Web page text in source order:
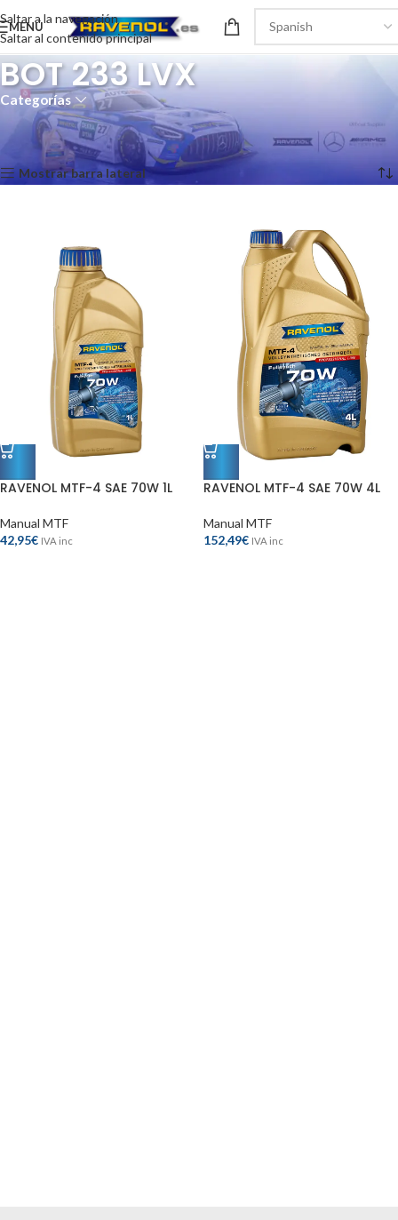
Saltar a la navegación
Saltar al contenido principal
MENÚ
BOT 233 LVX
Categorías
Recomendaciones del producto/ BOT 233 LVX
Mostrando los 2 resultados
Mostrar barra lateral
RAVENOL MTF-4 SAE 70W 1L
Manual MTF
42,95€ IVA inc
RAVENOL MTF-4 SAE 70W 4L
Manual MTF
152,49€ IVA inc